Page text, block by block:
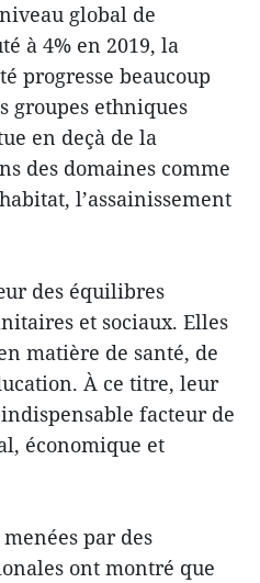
global de
à 4% en 2019, la
progresse beaucoup
groupes ethniques
en deçà de la
des domaines comme
l’assainissement
des équilibres
et sociaux. Elles
matière de santé, de
À ce titre, leur
facteur de
économique et
par des
ont montré que